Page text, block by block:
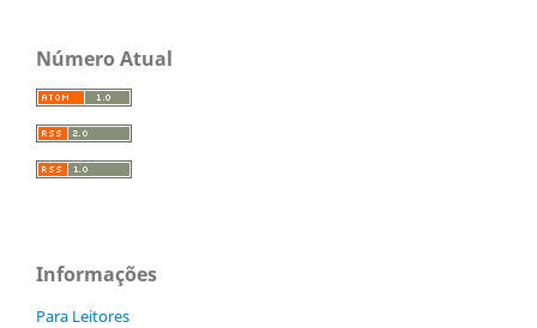
Número Atual
Informações
Para Leitores